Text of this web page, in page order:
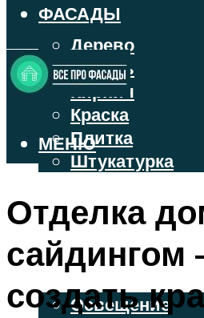
ФАСАДЫ
Дерево
Камень
Кирпич
Краска
Плитка
Штукатурка
ФАСАДНЫЙ
ОСВЕЩЕНИЕ И
Освещение
МЕНЮ
Отделка
сайдингом
создать